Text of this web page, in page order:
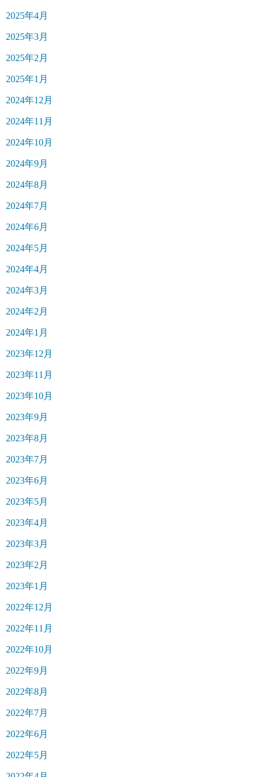
2025年4月
2025年3月
2025年2月
2025年1月
2024年12月
2024年11月
2024年10月
2024年9月
2024年8月
2024年7月
2024年6月
2024年5月
2024年4月
2024年3月
2024年2月
2024年1月
2023年12月
2023年11月
2023年10月
2023年9月
2023年8月
2023年7月
2023年6月
2023年5月
2023年4月
2023年3月
2023年2月
2023年1月
2022年12月
2022年11月
2022年10月
2022年9月
2022年8月
2022年7月
2022年6月
2022年5月